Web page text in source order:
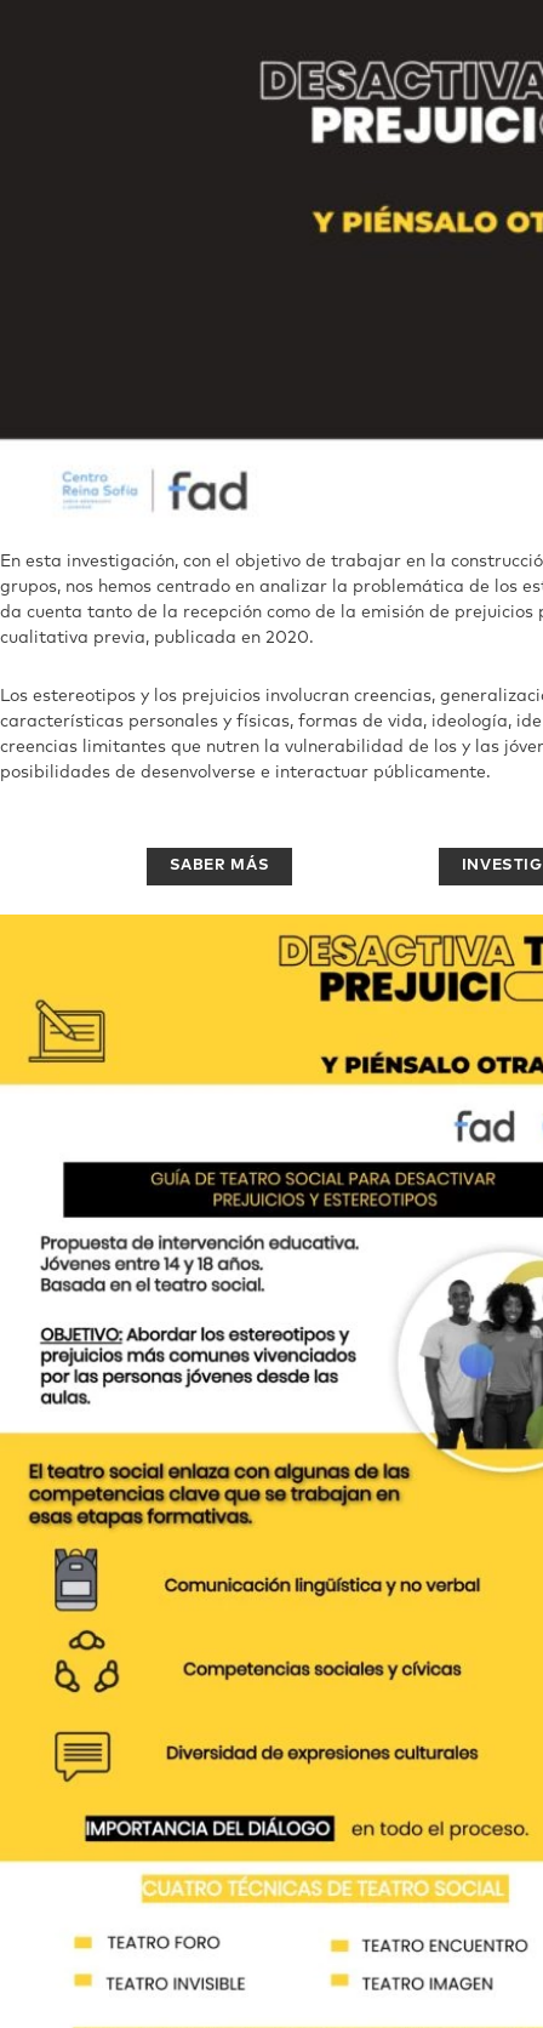
En esta investigación, con el objetivo de trabajar en la
grupos, nos hemos centrado en analizar la problemática de los
da cuenta tanto de la recepción como de la emisión de
cualitativa previa, publicada en 2020.
Los estereotipos y los prejuicios involucran creencias,
características personales y físicas, formas de vida, ideología,
creencias limitantes que nutren la vulnerabilidad de los y las
posibilidades de desenvolverse e interactuar públicamente.
SABER MÁS